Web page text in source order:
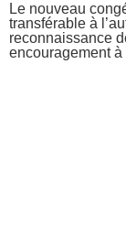
Le nouveau
transférable à
reconnaissance
encouragement à